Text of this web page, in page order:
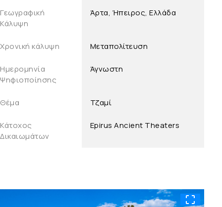
Γεωγραφική
Κάλυψη
Άρτα, Ήπειρος, Ελλάδα
Χρονική κάλυψη Μεταπολίτευση
Ημερομηνία
Ψηφιοποίησης
Άγνωστη
Θέμα Τζαμί
Κάτοχος
Δικαιωμάτων
Epirus Ancient Theaters